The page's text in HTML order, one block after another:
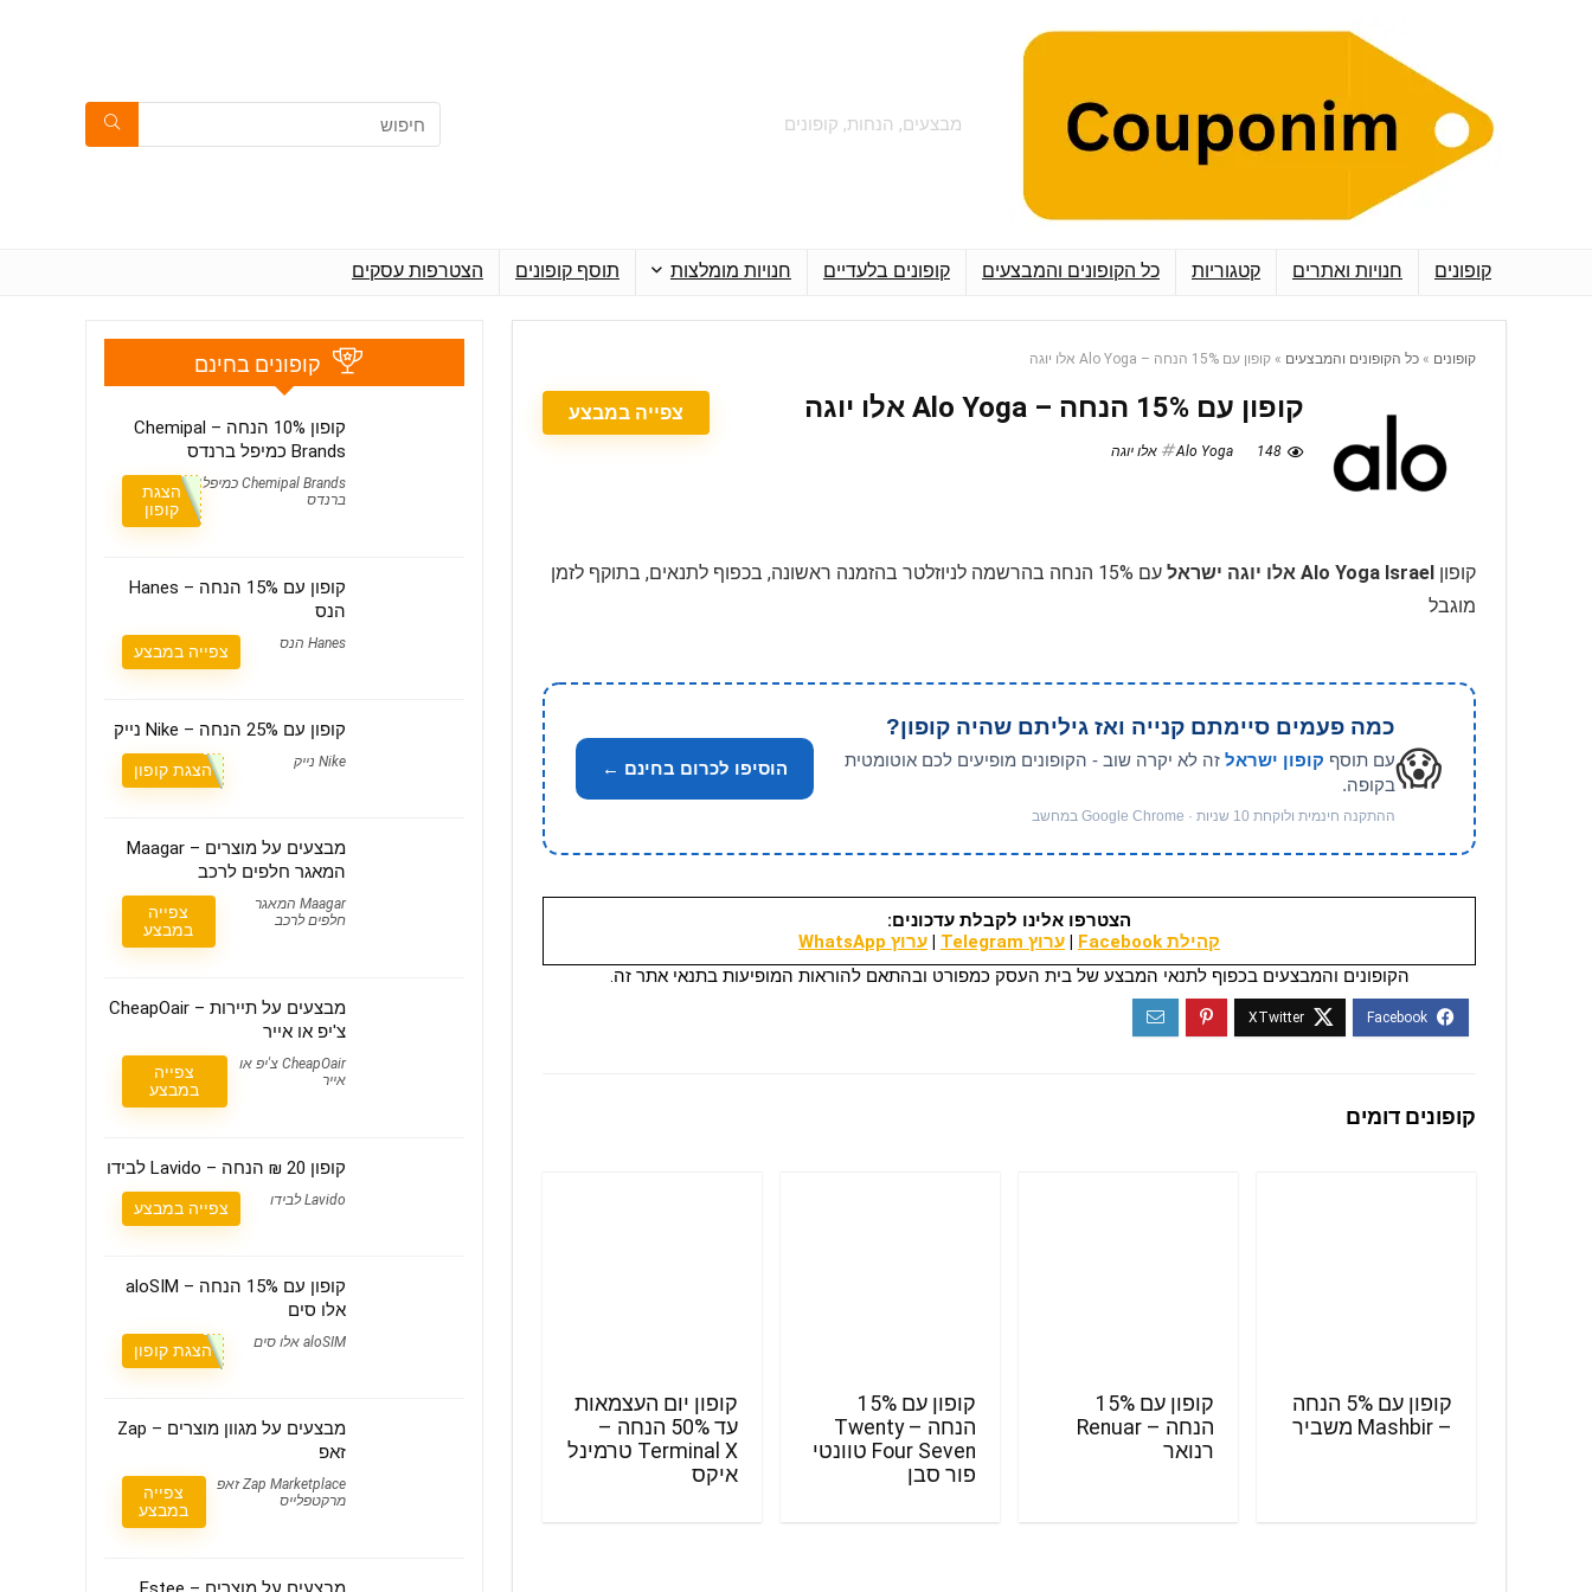
מבצעים, הנחות, קופונים
קופונים חנויות ואתרים קטגוריות כל הקופונים והמבצעים קופונים בלעדיים חנויות מומלצות תוסף קופונים הצטרפות עסקים
קופונים » כל הקופונים והמבצעים » קופון עם 15% הנחה – Alo Yoga אלו יוגה
קופון עם 15% הנחה – Alo Yoga אלו יוגה
148 Alo Yoga אלו יוגה
צפייה במבצע
קופון Alo Yoga Israel אלו יוגה ישראל
עם 15% הנחה בהרשמה לניוזלטר בהזמנה ראשונה, בכפוף לתנאים, בתוקף לזמן
מוגבל
😱
כמה פעמים סיימתם קנייה ואז גיליתם שהיה קופון?
עם תוסף קופון ישראל זה לא יקרה שוב - הקופונים מופיעים לכם אוטומטית
בקופה.
ההתקנה חינמית ולוקחת 10 שניות · Google Chrome במחשב
הוסיפו לכרום בחינם ←
הצטרפו אלינו לקבלת עדכונים:
קהילת Facebook
| ערוץ Telegram | ערוץ WhatsApp
הקופונים והמבצעים בכפוף לתנאי המבצע של בית העסק כמפורט ובהתאם להוראות המופיעות בתנאי אתר זה.
קופונים דומים
קופון עם 5% הנחה
– Mashbir משביר
קופון עם 15%
הנחה – Renuar
רנואר
קופון עם 15%
הנחה – Twenty
Four Seven טוונטי
פור סבן
קופון יום העצמאות
עד 50% הנחה –
Terminal X טרמינל
איקס
קופונים בחינם
קופון 10% הנחה – Chemipal
Brands כמיפל ברנדס
Chemipal Brands כמיפל
ברנדס
הצגת
קופון
קופון עם 15% הנחה – Hanes
הנס
Hanes הנס צפייה במבצע
קופון עם 25% הנחה – Nike נייק
Nike נייק הצגת קופון
מבצעים על מוצרים – Maagar
המאגר חלפים לרכב
Maagar המאגר
חלפים לרכב
צפייה
במבצע
מבצעים על תיירות – CheapOair
צ'יפ או אייר
CheapOair צ'יפ או
אייר
צפייה
במבצע
קופון 20 ₪ הנחה – Lavido לבידו
Lavido לבידו צפייה במבצע
קופון עם 15% הנחה – aloSIM
אלו סים
aloSIM אלו סים הצגת קופון
מבצעים על מגוון מוצרים – Zap
זאפ
Zap Marketplace זאפ
מרקטפלייס
צפייה
במבצע